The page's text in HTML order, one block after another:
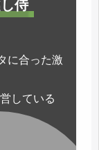
侍
に合った激
している